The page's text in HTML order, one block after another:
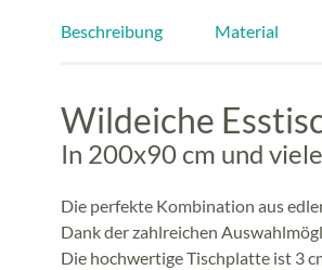
Beschreibung Material
Wildeiche
In 200x90 cm und
Die perfekte Kombination aus
Dank der zahlreichen
Die hochwertige Tischplatte ist 3